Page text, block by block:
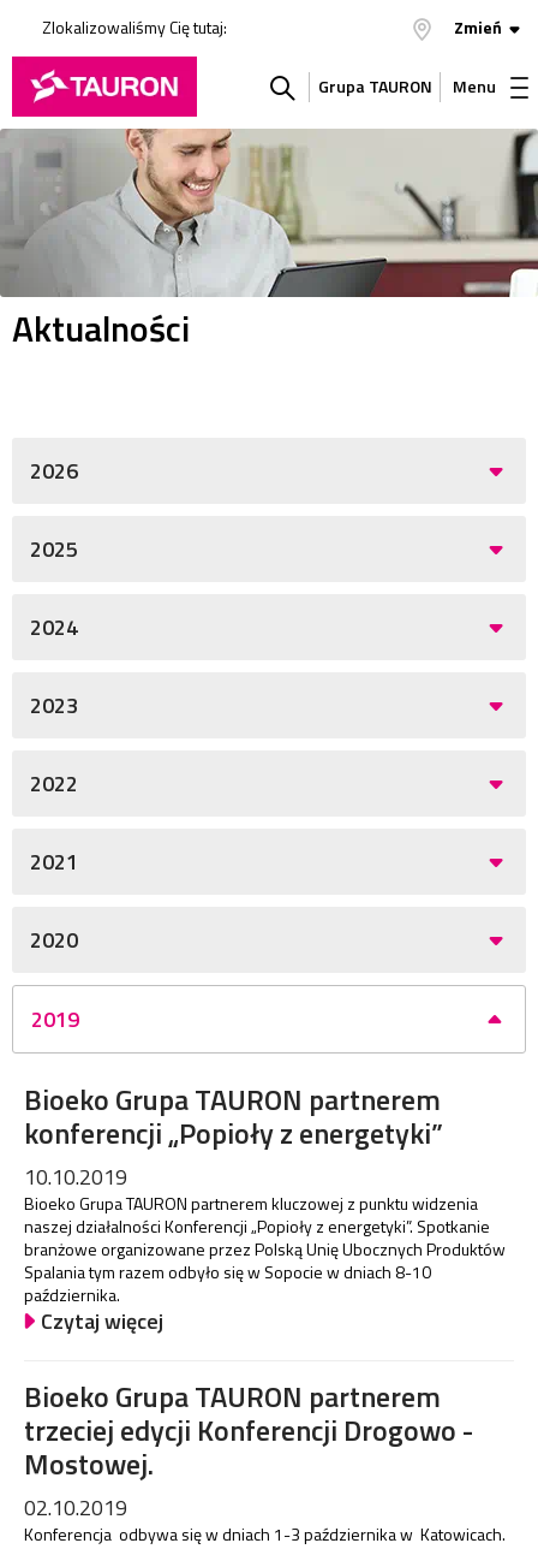
Zlokalizowaliśmy Cię tutaj: Zmień
Szukaj
w
serwisie
Grupa TAURON Menu
Aktualności
2026
2025
2024
2023
2022
2021
2020
2019
Bioeko Grupa TAURON partnerem
konferencji „Popioły z energetyki”
10.10.2019
Bioeko Grupa TAURON partnerem kluczowej z punktu widzenia
naszej działalności Konferencji „Popioły z energetyki”. Spotkanie
branżowe organizowane przez Polską Unię Ubocznych Produktów
Spalania tym razem odbyło się w Sopocie w dniach 8-10
października.
Czytaj więcej
Bioeko Grupa TAURON partnerem
trzeciej edycji Konferencji Drogowo -
Mostowej.
02.10.2019
Konferencja odbywa się w dniach 1-3 października w Katowicach.